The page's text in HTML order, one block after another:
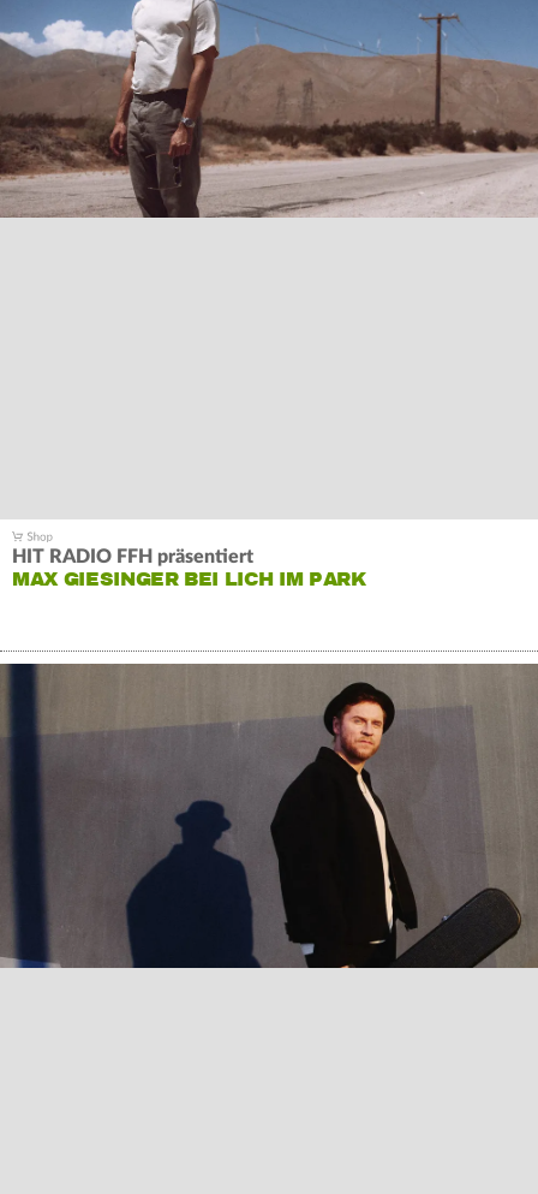
HIT RADIO FFH präsentiert
MAX GIESINGER BEI LICH IM PARK